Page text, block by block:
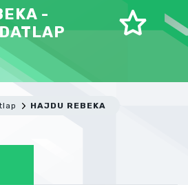
-
HAJDU REBEKA